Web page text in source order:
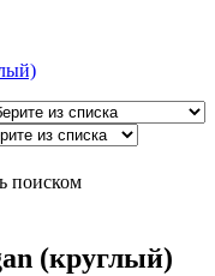
поиском
(круглый)